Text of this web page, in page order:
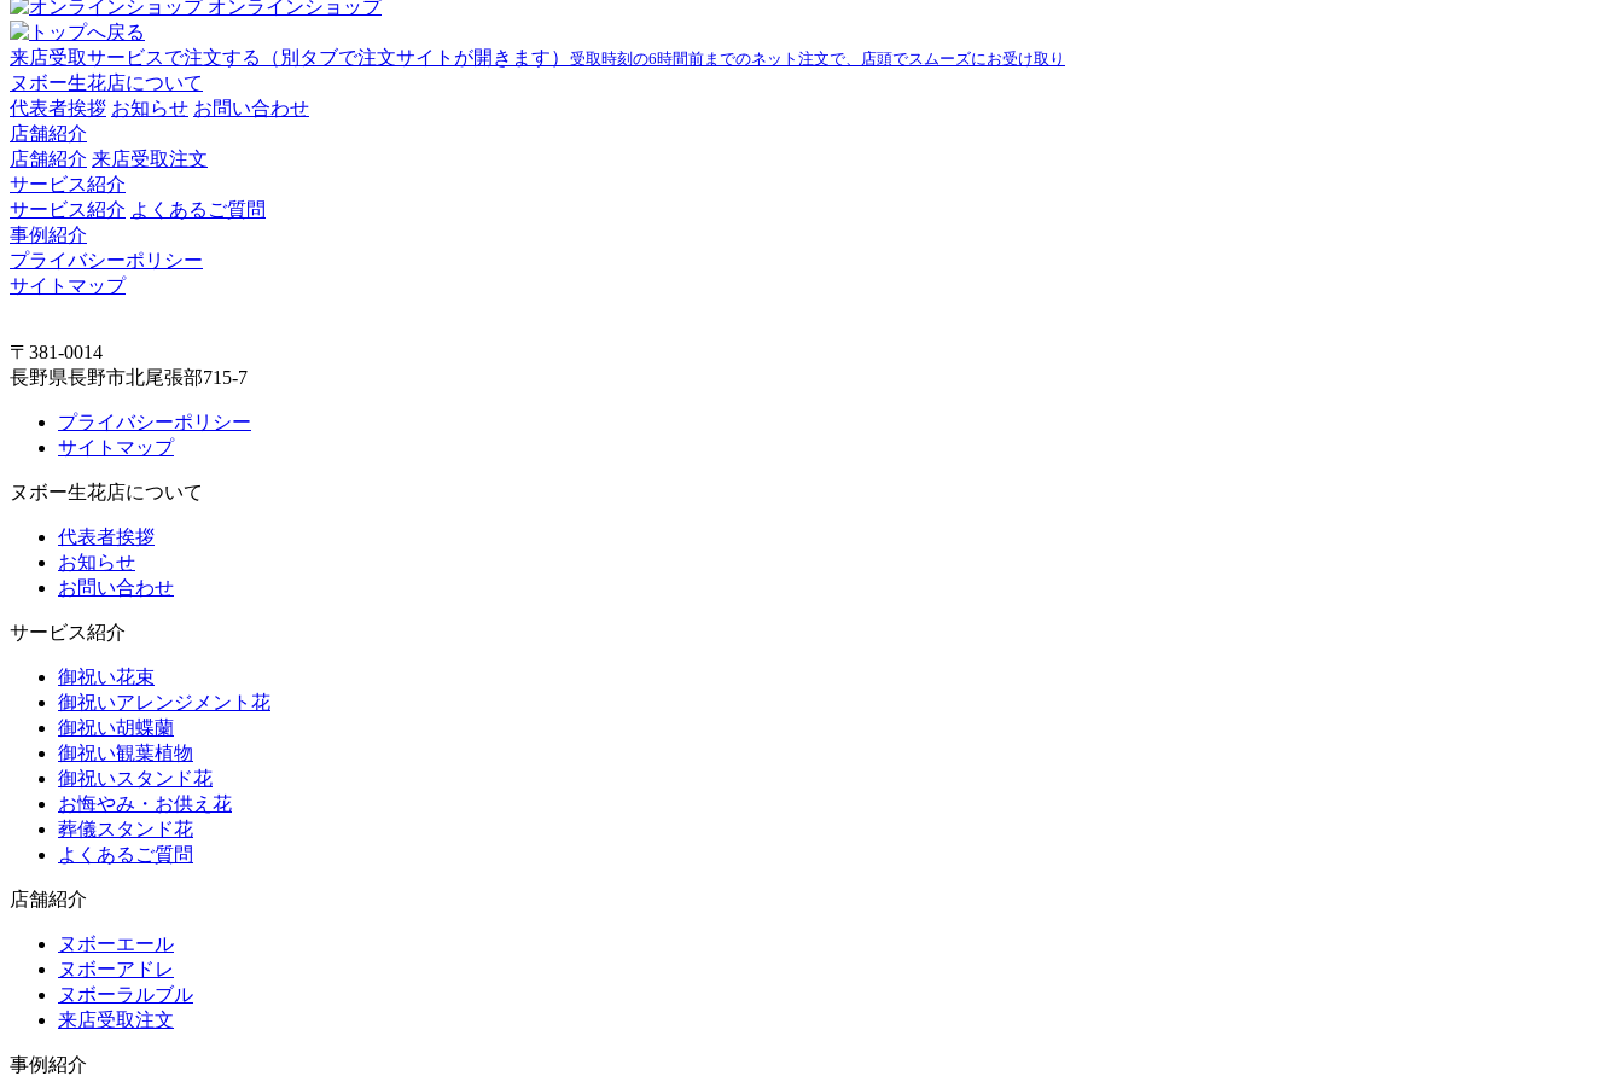
オンラインショップ
来店受取サービスで注文する （別タブで注文サイトが開きます） 受取時刻の6時間前までのネット注文で、店頭でスムーズにお受け取り
ヌボー生花店について
代表者挨拶 お知らせ お問い合わせ
店舗紹介
店舗紹介 来店受取注文
サービス紹介
サービス紹介 よくあるご質問
事例紹介
プライバシーポリシー
サイトマップ
〒381-0014
長野県長野市北尾張部715-7
プライバシーポリシー
サイトマップ
ヌボー生花店について
代表者挨拶
お知らせ
お問い合わせ
サービス紹介
御祝い花束
御祝いアレンジメント花
御祝い胡蝶蘭
御祝い観葉植物
御祝いスタンド花
お悔やみ・お供え花
葬儀スタンド花
よくあるご質問
店舗紹介
ヌボーエール
ヌボーアドレ
ヌボーラルブル
来店受取注文
事例紹介